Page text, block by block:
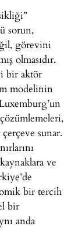
sorun,
görevini
olmasıdır.
bir aktör
modelinin
sunar.
ve
bir tercih
bir
anda